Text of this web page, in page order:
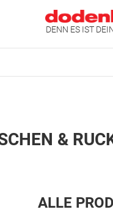
DENN ES IST
&
ALLE